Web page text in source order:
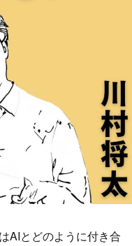
AIとどのように付き合